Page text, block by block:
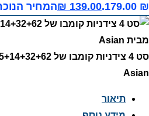
₪ 179.00.
₪ 139.00 המחיר הנוכחי
Asian
תיאור